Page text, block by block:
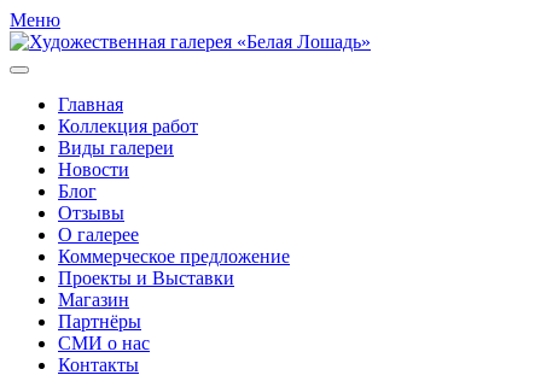
Меню
Главная
Коллекция работ
Виды галереи
Новости
Блог
Отзывы
О галерее
Коммерческое предложение
Проекты и Выставки
Магазин
Партнёры
СМИ о нас
Контакты